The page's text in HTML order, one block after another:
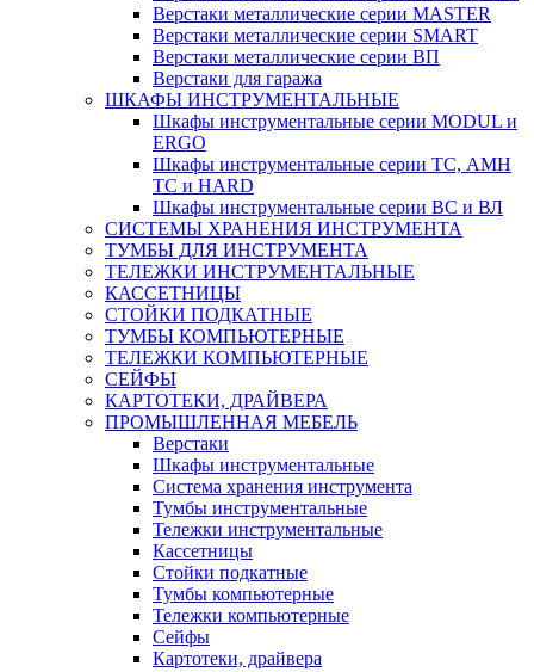
Верстаки металлические серии MASTER
Верстаки металлические серии SMART
Верстаки металлические серии ВП
Верстаки для гаража
ШКАФЫ ИНСТРУМЕНТАЛЬНЫЕ
Шкафы инструментальные серии MODUL и
ERGO
Шкафы инструментальные серии ТС, АМН
ТС и HARD
Шкафы инструментальные серии ВС и ВЛ
СИСТЕМЫ ХРАНЕНИЯ ИНСТРУМЕНТА
ТУМБЫ ДЛЯ ИНСТРУМЕНТА
ТЕЛЕЖКИ ИНСТРУМЕНТАЛЬНЫЕ
КАССЕТНИЦЫ
СТОЙКИ ПОДКАТНЫЕ
ТУМБЫ КОМПЬЮТЕРНЫЕ
ТЕЛЕЖКИ КОМПЬЮТЕРНЫЕ
СЕЙФЫ
КАРТОТЕКИ, ДРАЙВЕРА
ПРОМЫШЛЕННАЯ МЕБЕЛЬ
Верстаки
Шкафы инструментальные
Система хранения инструмента
Тумбы инструментальные
Тележки инструментальные
Кассетницы
Стойки подкатные
Тумбы компьютерные
Тележки компьютерные
Сейфы
Картотеки, драйвера